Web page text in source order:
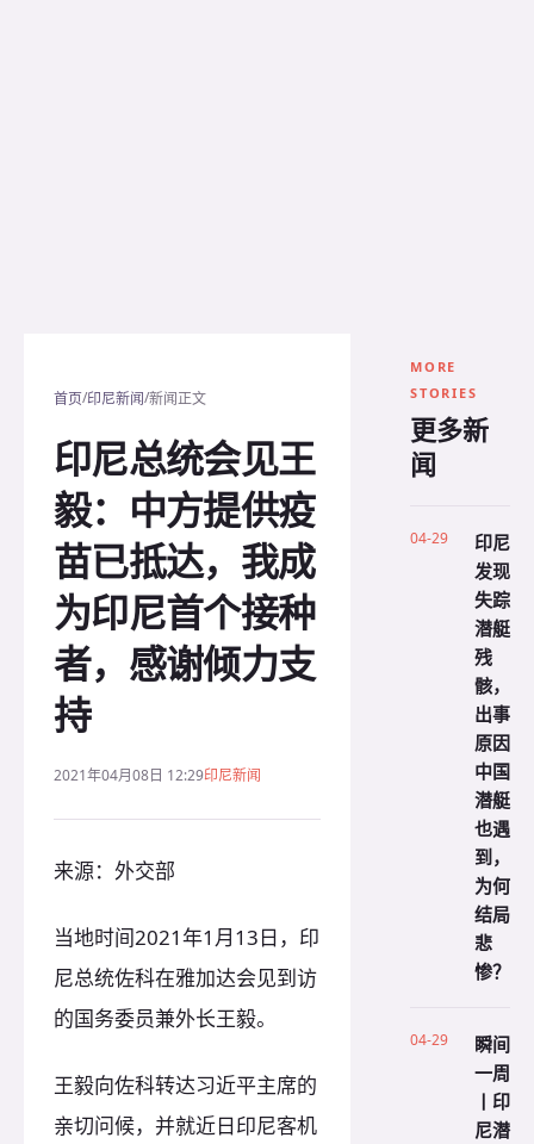
首页/印尼新闻/新闻正文
印尼总统会见王
毅：中方提供疫
苗已抵达，我成
为印尼首个接种
者，感谢倾力支
持
2021年04月08日 12:29印尼新闻
来源：外交部
当地时间2021年1月13日，印
尼总统佐科在雅加达会见到访
的国务委员兼外长王毅。
王毅向佐科转达习近平主席的
亲切问候，并就近日印尼客机
MORE
STORIES
更多新
闻
04-29
印尼
发现
失踪
潜艇
残
骸，
出事
原因
中国
潜艇
也遇
到，
为何
结局
悲
惨？
04-29
瞬间
一周
丨印
尼潜